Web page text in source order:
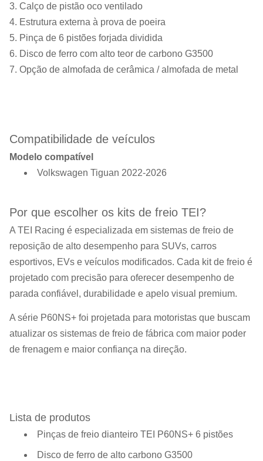
3. Calço de pistão oco ventilado
4. Estrutura externa à prova de poeira
5. Pinça de 6 pistões forjada dividida
6. Disco de ferro com alto teor de carbono G3500
7. Opção de almofada de cerâmica / almofada de metal
Compatibilidade de veículos
Modelo compatível
Volkswagen Tiguan 2022-2026
Por que escolher os kits de freio TEI?
A TEI Racing é especializada em sistemas de freio de
reposição de alto desempenho para SUVs, carros
esportivos, EVs e veículos modificados. Cada kit de freio é
projetado com precisão para oferecer desempenho de
parada confiável, durabilidade e apelo visual premium.
A série P60NS+ foi projetada para motoristas que buscam
atualizar os sistemas de freio de fábrica com maior poder
de frenagem e maior confiança na direção.
Lista de produtos
Pinças de freio dianteiro TEI P60NS+ 6 pistões
Disco de ferro de alto carbono G3500